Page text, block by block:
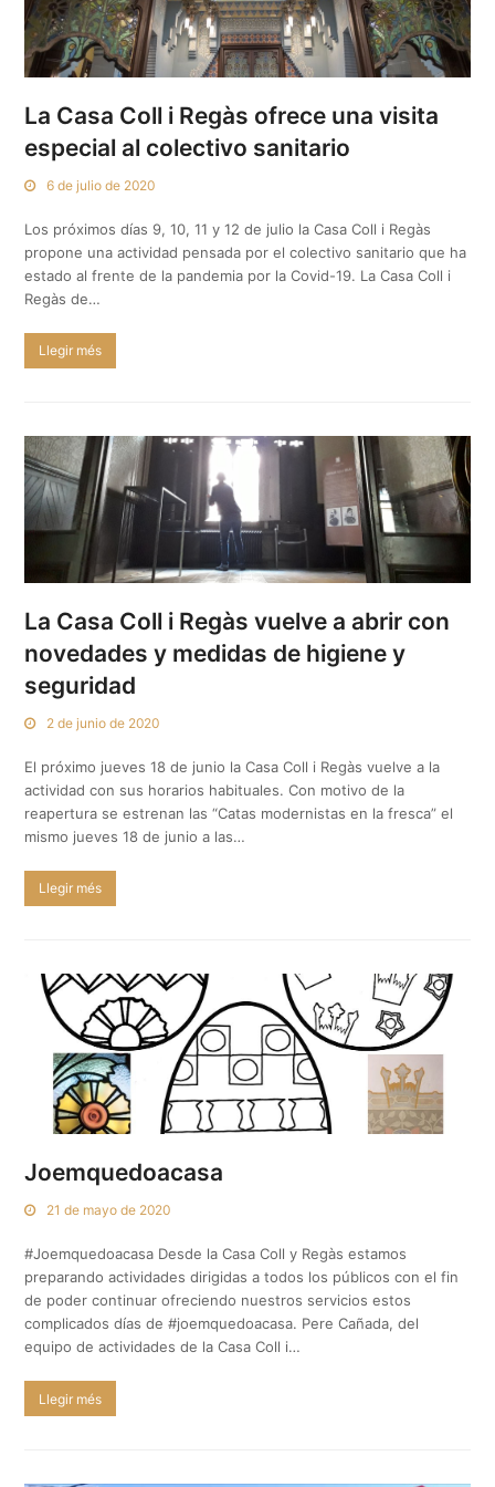
La Casa Coll i Regàs ofrece una visita
especial al colectivo sanitario
6 de julio de 2020
Los próximos días 9, 10, 11 y 12 de julio la Casa Coll i Regàs
propone una actividad pensada por el colectivo sanitario que ha
estado al frente de la pandemia por la Covid-19. La Casa Coll i
Regàs de…
Llegir més
La Casa Coll i Regàs vuelve a abrir con
novedades y medidas de higiene y
seguridad
2 de junio de 2020
El próximo jueves 18 de junio la Casa Coll i Regàs vuelve a la
actividad con sus horarios habituales. Con motivo de la
reapertura se estrenan las “Catas modernistas en la fresca” el
mismo jueves 18 de junio a las…
Llegir més
Joemquedoacasa
21 de mayo de 2020
#Joemquedoacasa Desde la Casa Coll y Regàs estamos
preparando actividades dirigidas a todos los públicos con el fin
de poder continuar ofreciendo nuestros servicios estos
complicados días de #joemquedoacasa. Pere Cañada, del
equipo de actividades de la Casa Coll i…
Llegir més